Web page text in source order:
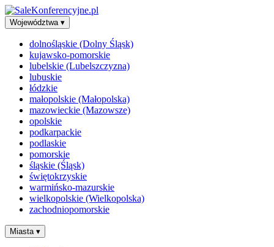
Województwa ▾
dolnośląskie (Dolny Śląsk)
kujawsko-pomorskie
lubelskie (Lubelszczyzna)
lubuskie
łódzkie
małopolskie (Małopolska)
mazowieckie (Mazowsze)
opolskie
podkarpackie
podlaskie
pomorskie
śląskie (Śląsk)
świętokrzyskie
warmińsko-mazurskie
wielkopolskie (Wielkopolska)
zachodniopomorskie
Miasta ▾